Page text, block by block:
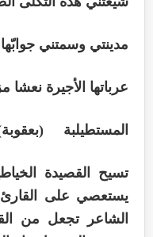
مدينتي وسمتني
عرباتها الأجيرة نعشا
المستطيلبة
تسيح القصيدة
يستعصي على القارئ
الشاعر تجعل من